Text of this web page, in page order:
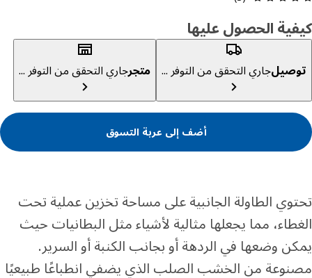
الحصول عليها
جاري التحقق من التوفر ... متجرجاري التحقق من التوفر ...
أضف إلى عربة التسوق
الطاولة الجانبية على مساحة تخزين عملية تحت
مما يجعلها مثالية لأشياء مثل البطانيات حيث
وضعها في الردهة أو بجانب الكنبة أو السرير.
من الخشب الصلب الذي يضفي انطباعًا طبيعيًا